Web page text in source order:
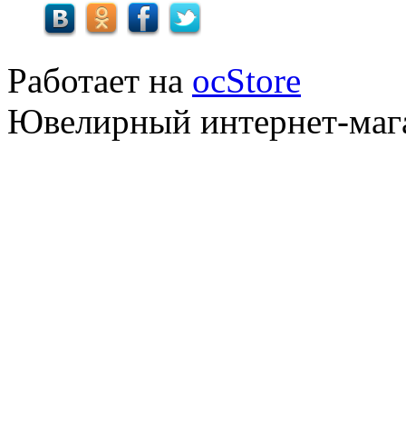
Работает на ocStore
Ювелирный интернет-